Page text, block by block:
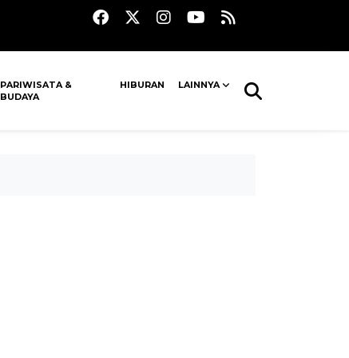
PARIWISATA &
BUDAYA
HIBURAN LAINNYA